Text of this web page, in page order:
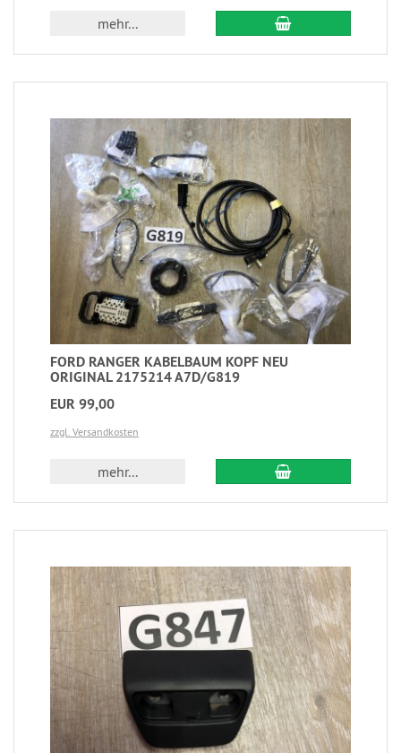
mehr...
FORD RANGER KABELBAUM KOPF NEU
ORIGINAL 2175214 A7D/G819
EUR 99,00
zzgl. Versandkosten
mehr...